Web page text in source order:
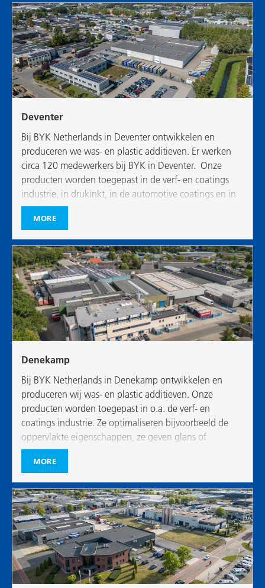
Deventer
Bij BYK Netherlands in Deventer ontwikkelen en
produceren we was- en plastic additieven. Er werken
circa 120 medewerkers bij BYK in Deventer. Onze
producten worden toegepast in de verf- en coatings
industrie, in drukinkt, in de automotive coatings en in
diverse andere sectoren.
MORE
Denekamp
Bij BYK Netherlands in Denekamp ontwikkelen en
produceren wij was- en plastic additieven. Onze
producten worden toegepast in o.a. de verf- en
coatings industrie. Ze optimaliseren bijvoorbeeld de
oppervlakte eigenschappen, ze geven glans of
mattering aan een verf of coating. Vanuit onze
magazijnen worden onze additieven naar klanten over
de hele wereld verstuurd.
MORE